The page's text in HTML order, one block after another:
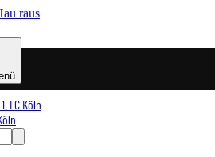
raus
FC Köln